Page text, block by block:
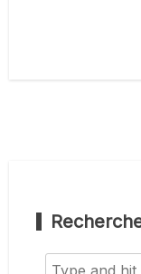
Search